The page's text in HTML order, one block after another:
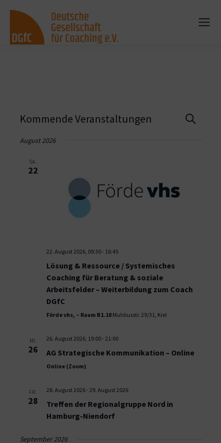
Suche
Kommende Veranstaltungen
August 2026
SA.
22
22. August 2026, 09:30- 16:45
Lösung & Ressource / Systemisches
Coaching für Beratung & soziale
Arbeitsfelder – Weiterbildung zum Coach
DGfC
Förde vhs, – Raum B1.18 Muhliusstr. 29/31, Kiel
MI.
26
26. August 2026, 19:00- 21:00
AG Strategische Kommunikation – Online
Online (Zoom)
FR.
28
28. August 2026- 29. August 2026
Treffen der Regionalgruppe Nord in
Hamburg-Niendorf
September 2026